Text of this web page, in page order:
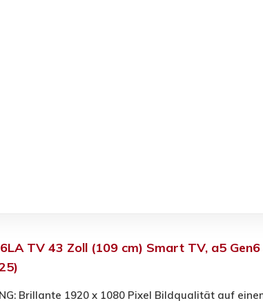
TV 43 Zoll (109 cm) Smart TV, a5
Brillante 1920 x 1080 Pixel Bildqualität auf